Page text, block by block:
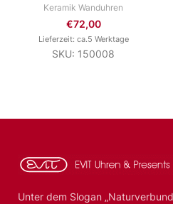
Keramik Wanduhren
€72,00
Lieferzeit: ca.5 Werktage
SKU: 150008
Unter dem Slogan